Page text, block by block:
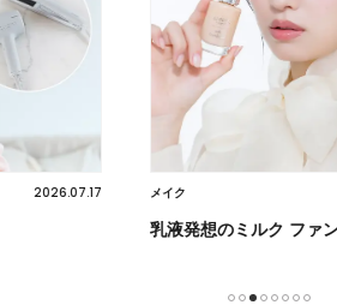
2026.07.17 メイク
乳液発想のミルク ファン